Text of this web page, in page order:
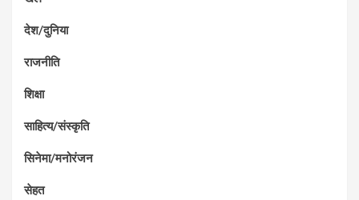
देश/दुनिया
राजनीति
शिक्षा
साहित्य/संस्कृति
सिनेमा/मनोरंजन
सेहत